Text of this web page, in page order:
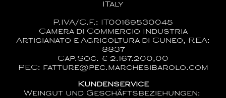
ITaly
P.IVA/C.F.: IT00169530045
Camera di Commercio Industria
Artigianato e Agricoltura di Cuneo, REA:
8837
Cap.Soc. € 2.167.200,00
PEC: fatture@pec.marchesibarolo.com
Kundenservice
Weingut und Geschäftsbeziehungen: